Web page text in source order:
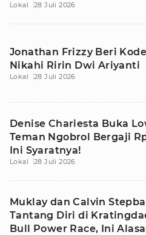
Lokal 28 Juli 2026
Jonathan Frizzy Beri
Nikahi Ririn Dwi Ariyanti
Lokal 28 Juli 2026
Denise Chariesta Buka
Teman Ngobrol Bergaji
Ini Syaratnya!
Lokal 28 Juli 2026
Muklay dan Calvin
Tantang Diri di
Bull Power Race, Ini